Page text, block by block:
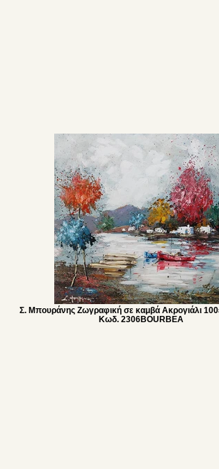
Σ. Μπουράνης Ζωγραφική σε καμβά Ακρογιάλι
Κωδ. 2306BOURBEA